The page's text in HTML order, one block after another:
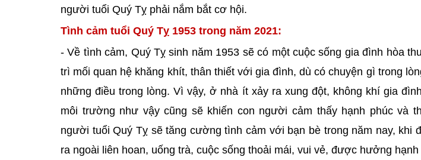
người tuổi Quý Tỵ phải nắm bắt cơ hội.
Tình cảm tuổi Quý Tỵ 1953 trong năm 2021:
- Về tình cảm, Quý Tỵ sinh năm 1953 sẽ có một cuộc sống gia đình hòa
trì mối quan hệ khăng khít, thân thiết với gia đình, dù có chuyện gì trong
những điều trong lòng. Vì vậy, ở nhà ít xảy ra xung đột, không khí gia
môi trường như vậy cũng sẽ khiến con người cảm thấy hạnh phúc và
người tuổi Quý Tỵ sẽ tăng cường tình cảm với bạn bè trong năm nay, khi
ra ngoài liên hoan, uống trà, cuộc sống thoải mái, vui vẻ, được hưởng